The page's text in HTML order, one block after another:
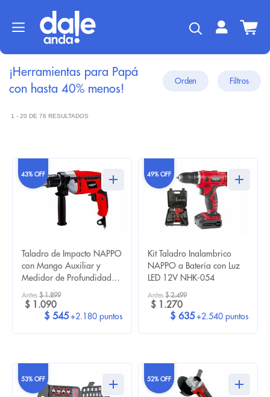
¡Herramientas para Papá
con hasta 40% menos!
1 - 20 DE 76 RESULTADOS
43% OFF
Taladro de Impacto NAPPO
con Mango Auxiliar y
Medidor de Profundidad
Antes $ 1.899
$ 1.090
$ 545 +2.180 puntos
49% OFF
Kit Taladro Inalambrico
NAPPO a Batería con Luz
LED 12V NHK-054
Antes $ 2.499
$ 1.270
$ 635 +2.540 puntos
53% OFF 52% OFF